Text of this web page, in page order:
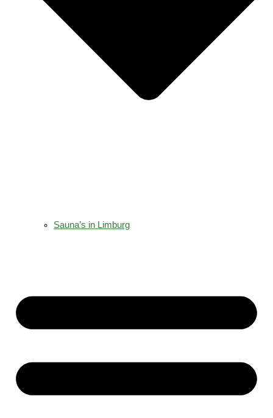
Sauna’s in Limburg